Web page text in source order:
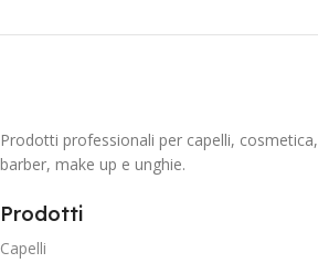
Prodotti professionali per capelli, cosmetica,
barber, make up e unghie.
Prodotti
Capelli